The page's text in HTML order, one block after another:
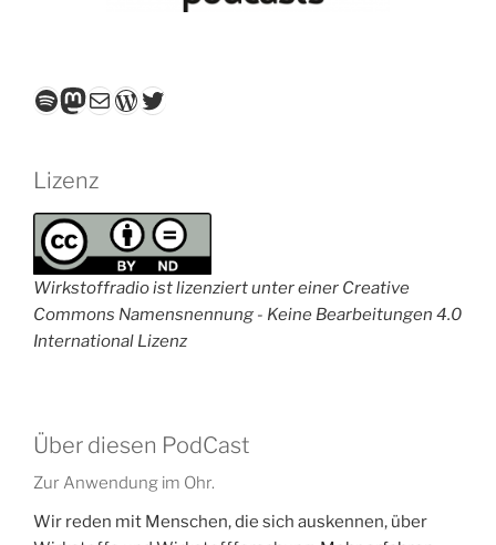
Spotify
Mastodon
E-MailWordPress
Twitter
Lizenz
Wirkstoffradio ist lizenziert unter einer Creative
Commons Namensnennung - Keine Bearbeitungen 4.0
International Lizenz
Über diesen PodCast
Zur Anwendung im Ohr.
Wir reden mit Menschen, die sich auskennen, über